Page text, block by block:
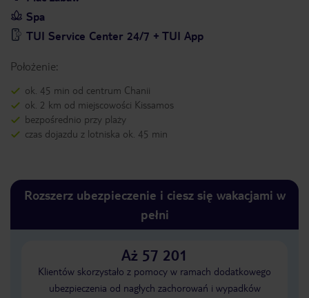
Spa
TUI Service Center 24/7 + TUI App
Położenie:
ok. 45 min od centrum Chanii
ok. 2 km od miejscowości Kissamos
bezpośrednio przy plaży
czas dojazdu z lotniska ok. 45 min
Rozszerz ubezpieczenie i ciesz się wakacjami w
pełni
Aż 57 201
Klientów skorzystało z pomocy w ramach dodatkowego
ubezpieczenia od nagłych zachorowań i wypadków